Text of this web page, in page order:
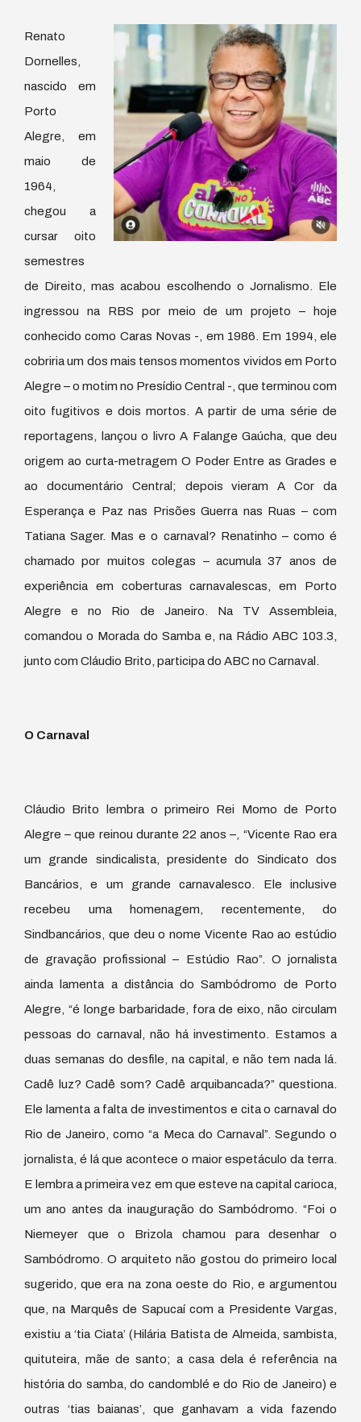
Renato
Dornelles,
nascido em
Porto
Alegre, em
maio de
1964,
chegou a
cursar oito
semestres
de Direito, mas acabou escolhendo o Jornalismo. Ele
ingressou na RBS por meio de um projeto – hoje
conhecido como Caras Novas -, em 1986. Em 1994, ele
cobriria um dos mais tensos momentos vividos em Porto
Alegre – o motim no Presídio Central -, que terminou com
oito fugitivos e dois mortos. A partir de uma série de
reportagens, lançou o livro A Falange Gaúcha, que deu
origem ao curta-metragem O Poder Entre as Grades e
ao documentário Central; depois vieram A Cor da
Esperança e Paz nas Prisões Guerra nas Ruas – com
Tatiana Sager. Mas e o carnaval? Renatinho – como é
chamado por muitos colegas – acumula 37 anos de
experiência em coberturas carnavalescas, em Porto
Alegre e no Rio de Janeiro. Na TV Assembleia,
comandou o Morada do Samba e, na Rádio ABC 103.3,
junto com Cláudio Brito, participa do ABC no Carnaval.
O Carnaval
Cláudio Brito lembra o primeiro Rei Momo de Porto
Alegre – que reinou durante 22 anos –, “Vicente Rao era
um grande sindicalista, presidente do Sindicato dos
Bancários, e um grande carnavalesco. Ele inclusive
recebeu uma homenagem, recentemente, do
Sindbancários, que deu o nome Vicente Rao ao estúdio
de gravação profissional – Estúdio Rao”. O jornalista
ainda lamenta a distância do Sambódromo de Porto
Alegre, “é longe barbaridade, fora de eixo, não circulam
pessoas do carnaval, não há investimento. Estamos a
duas semanas do desfile, na capital, e não tem nada lá.
Cadê luz? Cadê som? Cadê arquibancada?” questiona.
Ele lamenta a falta de investimentos e cita o carnaval do
Rio de Janeiro, como “a Meca do Carnaval”. Segundo o
jornalista, é lá que acontece o maior espetáculo da terra.
E lembra a primeira vez em que esteve na capital carioca,
um ano antes da inauguração do Sambódromo. “Foi o
Niemeyer que o Brizola chamou para desenhar o
Sambódromo. O arquiteto não gostou do primeiro local
sugerido, que era na zona oeste do Rio, e argumentou
que, na Marquês de Sapucaí com a Presidente Vargas,
existiu a ‘tia Ciata’ (Hilária Batista de Almeida, sambista,
quituteira, mãe de santo; a casa dela é referência na
história do samba, do candomblé e do Rio de Janeiro) e
outras ‘tias baianas’, que ganhavam a vida fazendo